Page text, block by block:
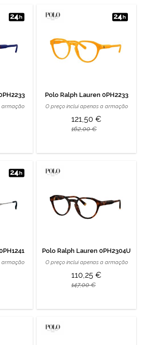
armação
Polo Ralph Lauren 0PH2233
O preço inclui apenas a armação
121,50 €
162,00 €
armação
Polo Ralph Lauren 0PH2304U
O preço inclui apenas a armação
110,25 €
147,00 €